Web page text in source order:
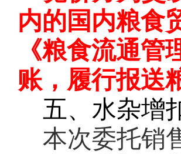
内的国内粮食
《粮食流通
账，履行报送
五、水杂增
本次委托销